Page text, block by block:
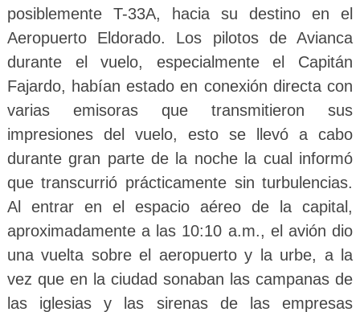
posiblemente T-33A, hacia su destino en el
Aeropuerto Eldorado. Los pilotos de Avianca
durante el vuelo, especialmente el Capitán
Fajardo, habían estado en conexión directa con
varias emisoras que transmitieron sus
impresiones del vuelo, esto se llevó a cabo
durante gran parte de la noche la cual informó
que transcurrió prácticamente sin turbulencias.
Al entrar en el espacio aéreo de la capital,
aproximadamente a las 10:10 a.m., el avión dio
una vuelta sobre el aeropuerto y la urbe, a la
vez que en la ciudad sonaban las campanas de
las iglesias y las sirenas de las empresas